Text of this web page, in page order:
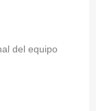
del equipo